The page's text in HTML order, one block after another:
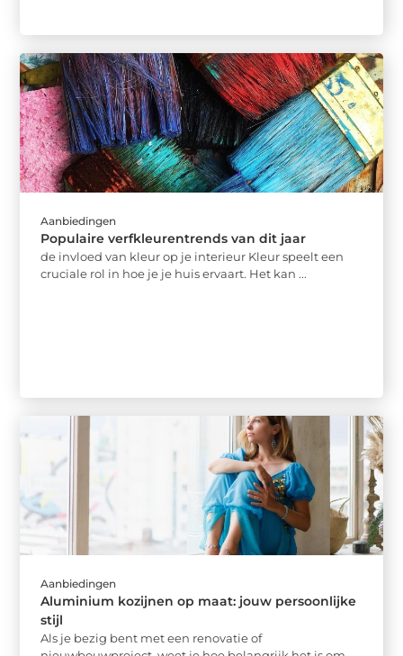
Aanbiedingen
Populaire verfkleurentrends van dit jaar
de invloed van kleur op je interieur Kleur speelt een
cruciale rol in hoe je je huis ervaart. Het kan ...
Aanbiedingen
Aluminium kozijnen op maat: jouw persoonlijke
stijl
Als je bezig bent met een renovatie of